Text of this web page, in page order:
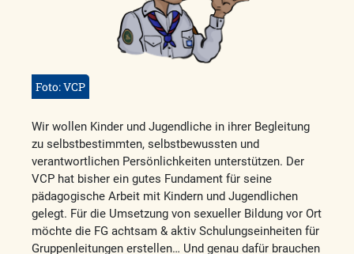
Foto: VCP
Wir wollen Kinder und Jugendliche in ihrer Begleitung
zu selbstbestimmten, selbstbewussten und
verantwortlichen Persönlichkeiten unterstützen. Der
VCP hat bisher ein gutes Fundament für seine
pädagogische Arbeit mit Kindern und Jugendlichen
gelegt. Für die Umsetzung von sexueller Bildung vor Ort
möchte die FG achtsam & aktiv Schulungseinheiten für
Gruppenleitungen erstellen… Und genau dafür brauchen